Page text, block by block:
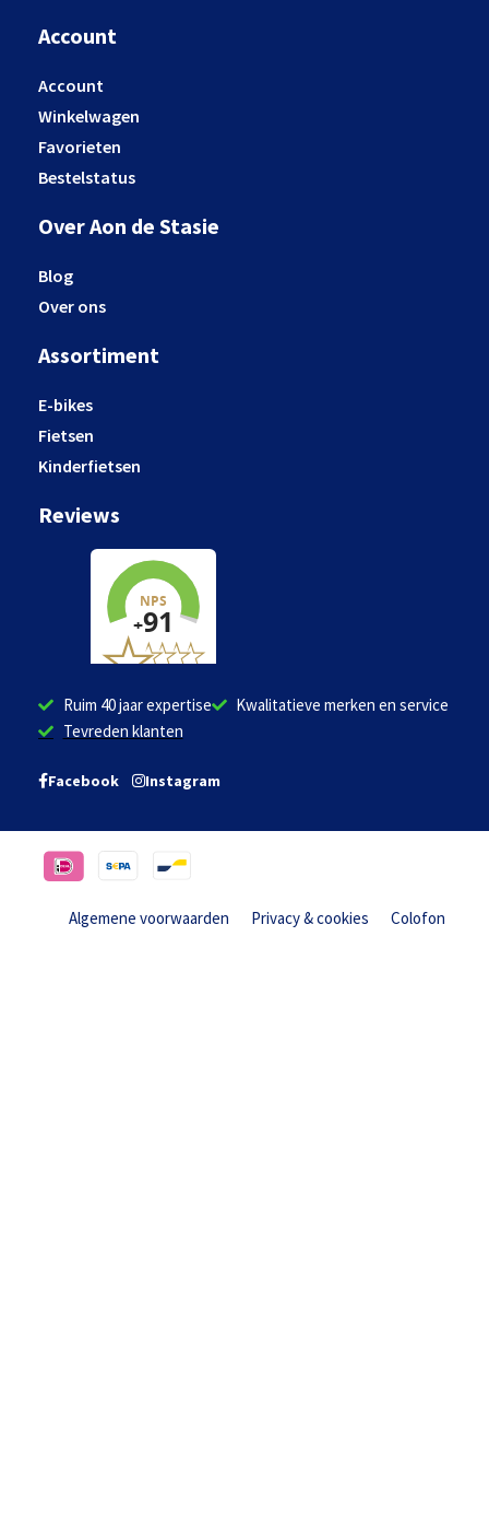
Account
Account
Winkelwagen
Favorieten
Bestelstatus
Over Aon de Stasie
Blog
Over ons
Assortiment
E-bikes
Fietsen
Kinderfietsen
Reviews
Ruim 40 jaar expertise
Kwalitatieve merken en service
Tevreden klanten
Facebook Instagram
Algemene voorwaarden Privacy & cookies Colofon